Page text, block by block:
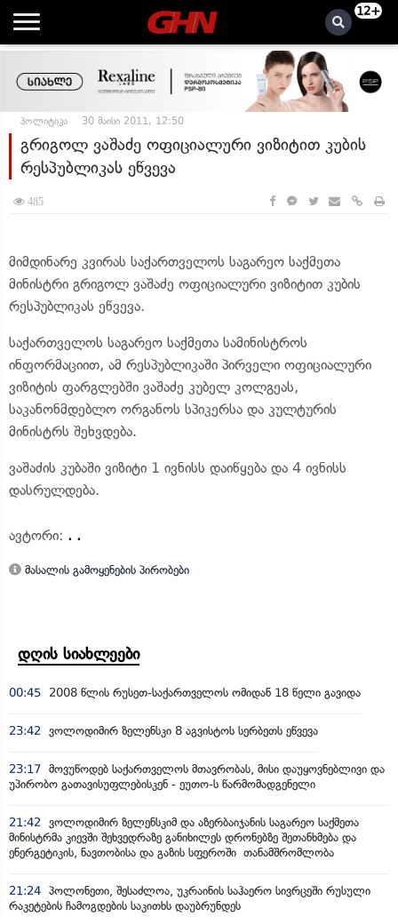
12+
პოლიტიკა 30 მაისი 2011, 12:50
გრიგოლ ვაშაძე ოფიციალური ვიზიტით კუბის
რესპუბლიკას ეწვევა
485
მიმდინარე კვირას საქართველოს საგარეო საქმეთა
მინისტრი გრიგოლ ვაშაძე ოფიციალური ვიზიტით კუბის
რესპუბლიკას ეწვევა.
საქართველოს საგარეო საქმეთა სამინისტროს
ინფორმაციით, ამ რესპუბლიკაში პირველი ოფიციალური
ვიზიტის ფარგლებში ვაშაძე კუბელ კოლგეას,
საკანონმდებლო ორგანოს სპიკერსა და კულტურის
მინისტრს შეხვდება.
ვაშაძის კუბაში ვიზიტი 1 ივნისს დაიწყება და 4 ივნისს
დასრულდება.
ავტორი: . .
მასალის გამოყენების პირობები
დღის სიახლეები
00:45 2008 წლის რუსეთ-საქართველოს ომიდან 18 წელი გავიდა
23:42 ვოლოდიმირ ზელენსკი 8 აგვისტოს სერბეთს ეწვევა
23:17 მოვუწოდებ საქართველოს მთავრობას, მისი დაუყოვნებლივი და
უპირობო გათავისუფლებისკენ - ეუთო-ს წარმომადგენელი
21:42 ვოლოდიმირ ზელენსკიმ და აზერბაიჯანის საგარეო საქმეთა
მინისტრმა კიევში შეხვედრაზე განიხილეს დრონებზე შეთანხმება და
ენერგეტიკის, ნავთობისა და გაზის სფეროში თანამშრომლობა
21:24 პოლონეთი, შესაძლოა, უკრაინის საჰაერო სივრცეში რუსული
რაკეტების ჩამოგდების საკითხს დაუბრუნდეს